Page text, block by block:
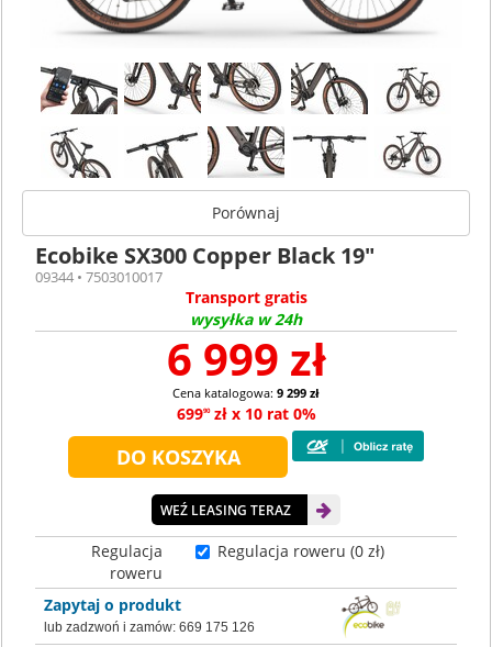
Porównaj
Ecobike SX300 Copper Black 19"
09344 • 7503010017
Transport gratis
wysyłka w 24h
6 999 zł
Cena katalogowa: 9 299 zł
69990zł x 10 rat 0%
WEŹ LEASING TERAZ
Regulacja
roweru
Regulacja roweru (0 zł)
Zapytaj o produkt
lub zadzwoń i zamów: 669 175 126